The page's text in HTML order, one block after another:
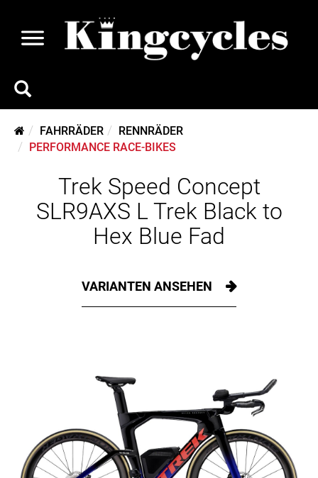
FAHRRÄDER
RENNRÄDER
PERFORMANCE RACE-BIKES
Trek Speed Concept
SLR9AXS L Trek Black to
Hex Blue Fad
VARIANTEN ANSEHEN